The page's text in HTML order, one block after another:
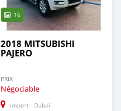
16
2018 MITSUBISHI
PAJERO
PRIX
Négociable
Import - Dubai